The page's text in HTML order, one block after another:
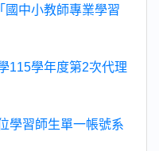
國中小教師專業學習
115學年度第2次代理
學習師生單一帳號系